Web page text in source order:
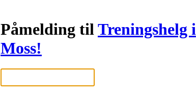
Påmelding til Treningshelg i
Moss!